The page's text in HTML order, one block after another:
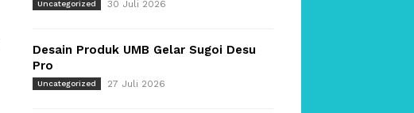
Uncategorized 30 Juli 2026
Desain Produk UMB Gelar Sugoi Desu
Pro
Uncategorized 27 Juli 2026